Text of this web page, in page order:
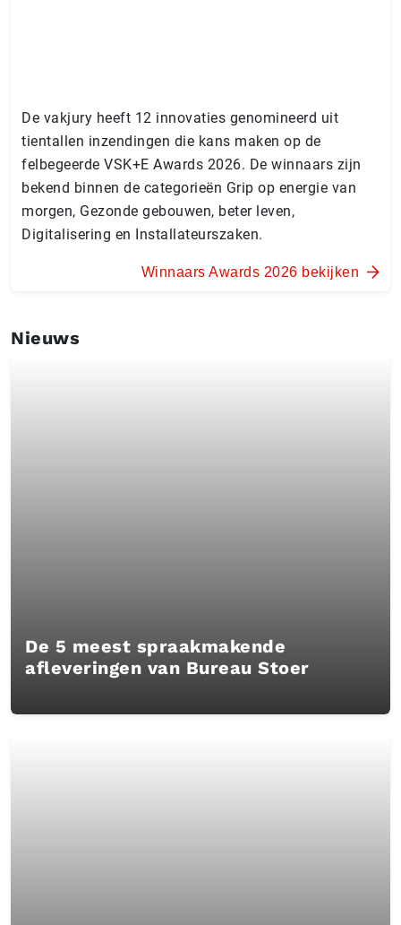
De vakjury heeft 12 innovaties genomineerd uit
tientallen inzendingen die kans maken op de
felbegeerde VSK+E Awards 2026. De winnaars zijn
bekend binnen de categorieën Grip op energie van
morgen, Gezonde gebouwen, beter leven,
Digitalisering en Installateurszaken.
Winnaars Awards 2026 bekijken
Nieuws
De 5 meest spraakmakende
afleveringen van Bureau Stoer